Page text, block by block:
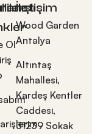
Ol
İletişim
Wood Garden
Antalya
Altıntaş
Mahallesi,
Kardeş Kentler
Caddesi,
31239 Sokak